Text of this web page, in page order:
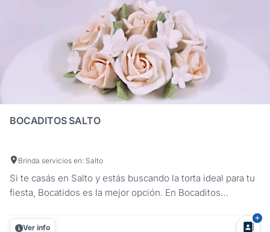
BOCADITOS SALTO
Brinda servicios en: Salto
Si te casás en Salto y estás buscando la torta ideal para tu
fiesta, Bocatidos es la mejor opción. En Bocaditos
detalle para que la torta de tu casamiento luzca tal como la
Ver info